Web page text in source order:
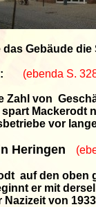
Gebäude
(ebenda S.
Zahl von
vor
Heringen
auf den oben
er mit
von